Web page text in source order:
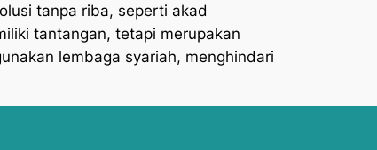
tanpa riba, seperti akad
tantangan, tetapi merupakan
lembaga syariah, menghindari